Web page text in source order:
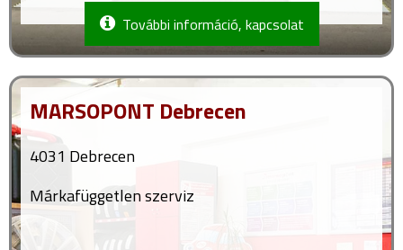
További információ, kapcsolat
MARSOPONT Debrecen
4031 Debrecen
Márkafüggetlen szerviz